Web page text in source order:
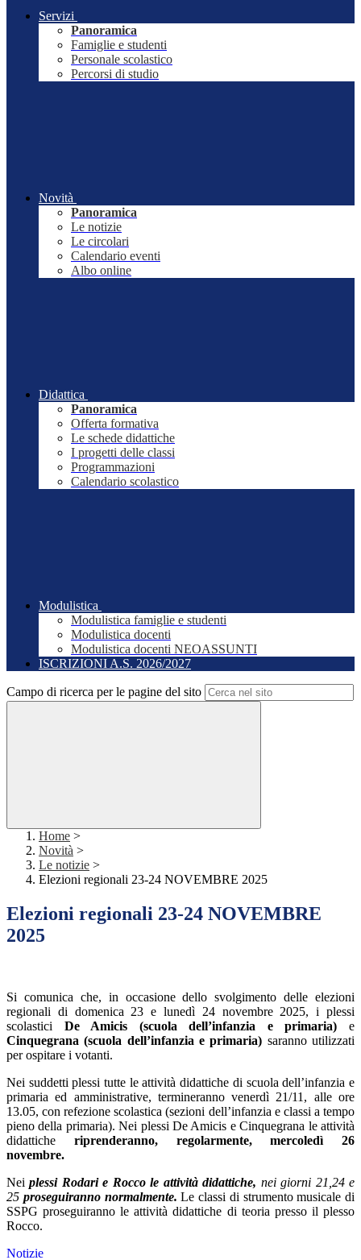
Servizi
Panoramica
Famiglie e studenti
Personale scolastico
Percorsi di studio
Novità
Panoramica
Le notizie
Le circolari
Calendario eventi
Albo online
Didattica
Panoramica
Offerta formativa
Le schede didattiche
I progetti delle classi
Programmazioni
Calendario scolastico
Modulistica
Modulistica famiglie e studenti
Modulistica docenti
Modulistica docenti NEOASSUNTI
ISCRIZIONI A.S. 2026/2027
Campo di ricerca per le pagine del sito
Home >
Novità >
Le notizie >
Elezioni regionali 23-24 NOVEMBRE 2025
Elezioni regionali 23-24 NOVEMBRE
2025
Si comunica che, in occasione dello svolgimento delle elezioni
regionali di domenica 23 e lunedì 24 novembre 2025, i plessi
scolastici De Amicis (scuola dell’infanzia e primaria)e
Cinquegrana (scuola dell’infanzia eprimaria) saranno utilizzati
per ospitare i votanti.
Nei suddetti plessi tutte le attività didattiche di scuola dell’infanzia e
primaria ed amministrative, termineranno venerdì 21/11, alle ore
13.05, con refezione scolastica (sezioni dell’infanzia e classi a tempo
pieno della primaria). Nei plessi De Amicis e Cinquegrana le attività
didattiche riprenderanno, regolarmente, mercoledì 26
novembre.
Neiplessi Rodari e Rocco le attività didattiche, nei giorni 21,24 e
25 proseguiranno normalmente.Le classi di strumento musicale di
SSPG proseguiranno le attività didattiche di teoria presso il plesso
Rocco.
Notizie